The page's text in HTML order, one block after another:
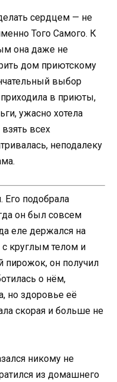
сердцем — не
Того Самого. К
она даже не
дом приютскому
выбор
в приюты,
ужасно хотела
всех
неподалеку
Его подобрала
он был совсем
еле держался на
с круглым телом и
пирожок, он получил
о нём,
но здоровье её
скорая и больше не
никому не
из домашнего